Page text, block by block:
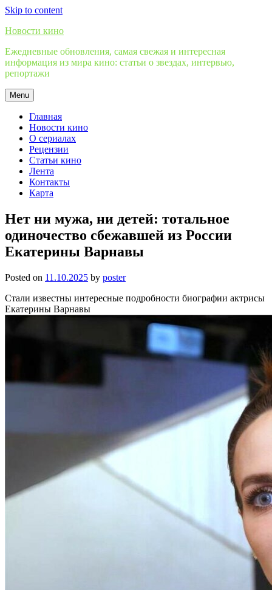
Skip to content
Новости кино
Ежедневные обновления, самая свежая и интересная
информация из мира кино: статьи о звездах, интервью,
репортажи
Menu
Главная
Новости кино
О сериалах
Рецензии
Статьи кино
Лента
Контакты
Карта
Нет ни мужа, ни детей: тотальное
одиночество сбежавшей из России
Екатерины Варнавы
Posted on 11.10.2025 by poster
Стали известны интересные подробности биографии актрисы
Екатерины Варнавы